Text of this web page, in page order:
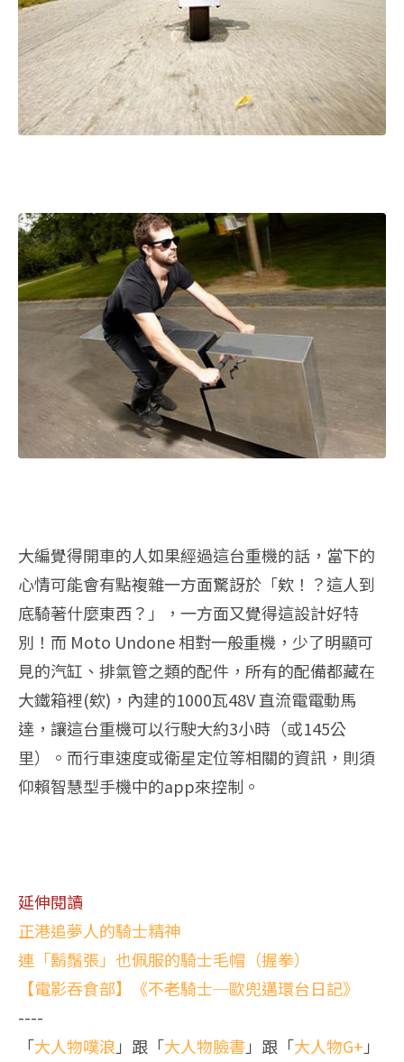
大編覺得開車的人如果經過這台重機的話，當下的
心情可能會有點複雜一方面驚訝於「欸！？這人到
底騎著什麼東西？」，一方面又覺得這設計好特
別！而 Moto Undone 相對一般重機，少了明顯可
見的汽缸、排氣管之類的配件，所有的配備都藏在
大鐵箱裡(欸)，內建的1000瓦48V 直流電電動馬
達，讓這台重機可以行駛大約3小時（或145公
里）。而行車速度或衛星定位等相關的資訊，則須
仰賴智慧型手機中的app來控制。
延伸閱讀
正港追夢人的騎士精神
連「鬍鬚張」也佩服的騎士毛帽（握拳）
【電影吞食部】《不老騎士─歐兜邁環台日記》
----
「大人物噗浪」跟「大人物臉書」跟「大人物G+」